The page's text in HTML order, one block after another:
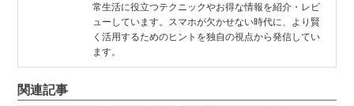
常生活に役立つテクニックやお得な情報を紹介・レビ
ューしています。スマホが欠かせない時代に、より賢
く活用するためのヒントを独自の視点から発信してい
ます。
関連記事